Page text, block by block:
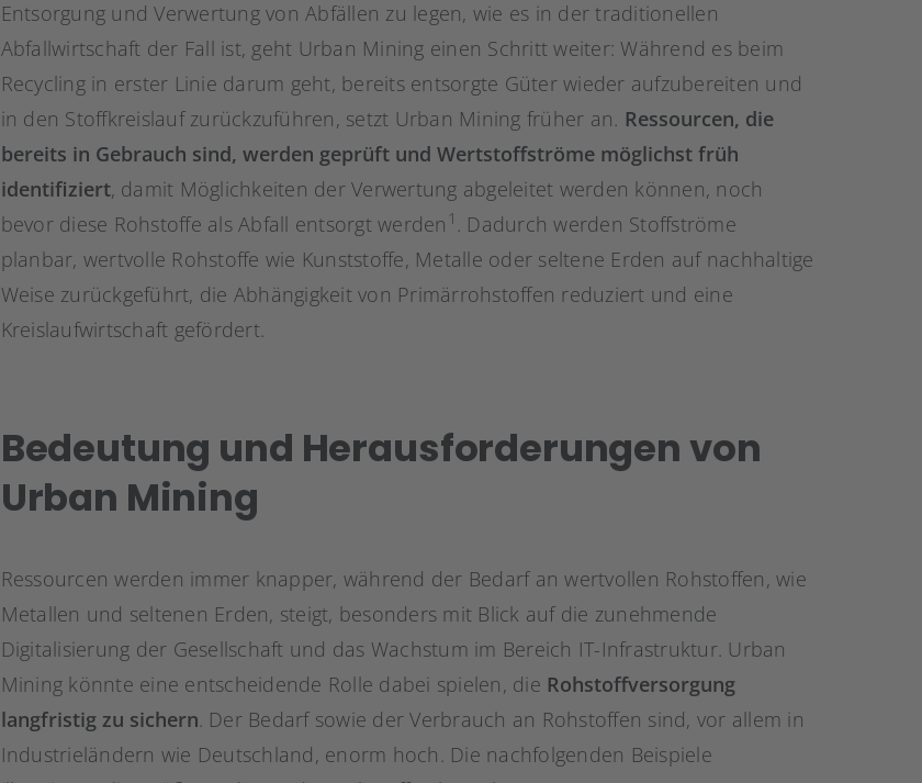
Entsorgung und Verwertung von Abfällen zu legen, wie es in der traditionellen
Abfallwirtschaft der Fall ist, geht Urban Mining einen Schritt weiter: Während es beim
Recycling in erster Linie darum geht, bereits entsorgte Güter wieder aufzubereiten und
in den Stoffkreislauf zurückzuführen, setzt Urban Mining früher an. Ressourcen, die
bereits in Gebrauch sind, werden geprüft und Wertstoffströme möglichst früh
identifiziert, damit Möglichkeiten der Verwertung abgeleitet werden können, noch
bevor diese Rohstoffe als Abfall entsorgt werden 1 . Dadurch werden Stoffströme
planbar, wertvolle Rohstoffe wie Kunststoffe, Metalle oder seltene Erden auf nachhaltige
Weise zurückgeführt, die Abhängigkeit von Primärrohstoffen reduziert und eine
Kreislaufwirtschaft gefördert.
Bedeutung und Herausforderungen von
Urban Mining
Ressourcen werden immer knapper, während der Bedarf an wertvollen Rohstoffen, wie
Metallen und seltenen Erden, steigt, besonders mit Blick auf die zunehmende
Digitalisierung der Gesellschaft und das Wachstum im Bereich IT-Infrastruktur. Urban
Mining könnte eine entscheidende Rolle dabei spielen, die Rohstoffversorgung
langfristig zu sichern. Der Bedarf sowie der Verbrauch an Rohstoffen sind, vor allem in
Industrieländern wie Deutschland, enorm hoch. Die nachfolgenden Beispiele